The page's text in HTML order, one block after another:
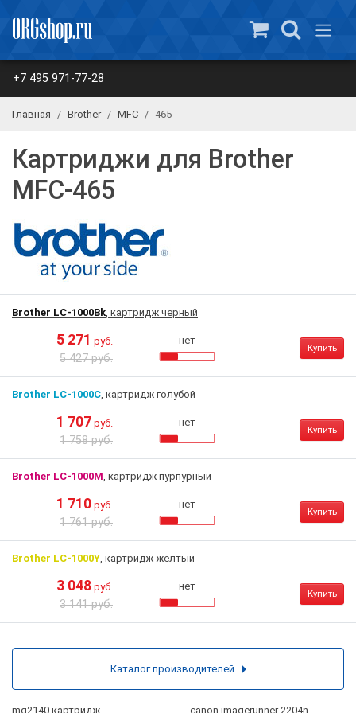
+7 495 971-77-28
Главная Brother MFC 465
Картриджи для Brother
MFC-465
Brother LC-1000Bk, картридж черный
5 271 руб.
5 427 руб.
нет
Купить
Brother LC-1000C, картридж голубой
1 707 руб.
1 758 руб.
нет
Купить
Brother LC-1000M, картридж пурпурный
1 710 руб.
1 761 руб.
нет
Купить
Brother LC-1000Y, картридж желтый
3 048 руб.
3 141 руб.
нет
Купить
mg2140 картридж canon imagerunner 2204n